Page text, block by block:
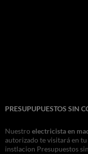
PRESUPUPUESTOS SIN
Nuestro electricista en
autorizado te visitará en
instlacion Presupuestos